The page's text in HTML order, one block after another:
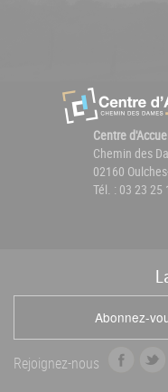
Centre
Chemin des
02160
Tél. : 03 23 25
Abonnez-
Rejoignez-nous